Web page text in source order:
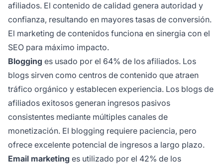
afiliados. El contenido de calidad genera autoridad y
confianza, resultando en mayores tasas de conversión.
El marketing de contenidos funciona en sinergia con el
SEO para máximo impacto.
Blogging es usado por el 64% de los afiliados. Los
blogs sirven como centros de contenido que atraen
tráfico orgánico y establecen experiencia. Los blogs de
afiliados exitosos generan ingresos pasivos
consistentes mediante múltiples canales de
monetización. El blogging requiere paciencia, pero
ofrece excelente potencial de ingresos a largo plazo.
Email marketing es utilizado por el 42% de los